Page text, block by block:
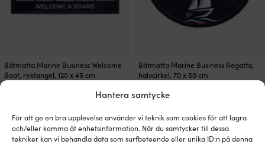
Hantera samtycke
För att ge en bra upplevelse använder vi teknik som cookies för att lagra
och/eller komma åt enhetsinformation. När du samtycker till dessa
tekniker kan vi behandla data som surfbeteende eller unika ID:n på denna
Båtmatta Marine Business Welcome
Boat, rektangel, 120 x 45 cm
Båtmatta Marine Business Regatta,
halvcirkel, 70 x 50 cm
619kr
2 I LAGER